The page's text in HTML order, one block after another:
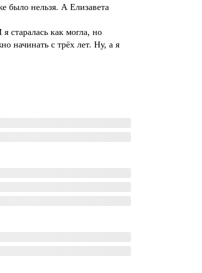
было нельзя. А Елизавета
старалась как могла, но
начинать с трёх лет. Ну, а я